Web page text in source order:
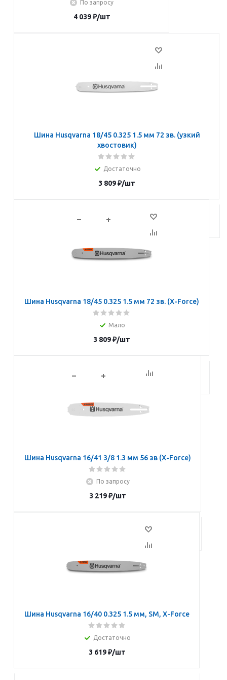
По запросу
4 039₽/шт
Шина Husqvarna 18/45 0.325 1.5 мм 72 зв. (узкий
хвостовик)
Достаточно
3 809₽/шт
В корзину
Шина Husqvarna 18/45 0.325 1.5 мм 72 зв. (X-Force)
Мало
3 809₽/шт
В корзину
Шина Husqvarna 16/41 3/8 1.3 мм 56 зв (X-Force)
По запросу
3 219₽/шт
Шина Husqvarna 16/40 0.325 1.5 мм, SM, X-Force
Достаточно
3 619₽/шт